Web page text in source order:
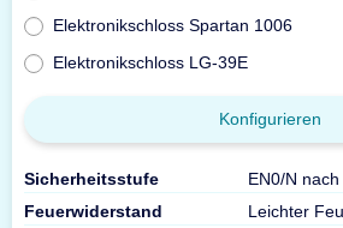
Elektronikschloss Spartan 1006
Elektronikschloss LG-39E
Konfigurieren
Sicherheitsstufe
EN0/N
Feuerwiderstand
Leichter